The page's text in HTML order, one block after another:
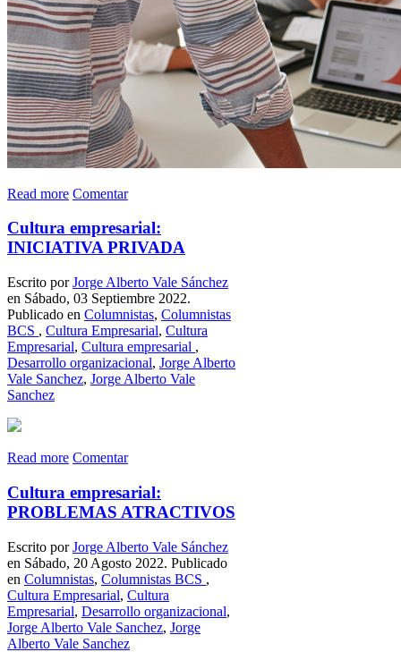
Read more Comentar
Cultura empresarial:
INICIATIVA PRIVADA
Escrito porJorge Alberto Vale Sánchez
en Sábado, 03 Septiembre 2022.
Publicado en Columnistas, Columnistas
BCS , Cultura Empresarial, Cultura
Empresarial, Cultura empresarial ,
Desarrollo organizacional, Jorge Alberto
Vale Sanchez, Jorge Alberto Vale
Sanchez
Read more Comentar
Cultura empresarial:
PROBLEMAS ATRACTIVOS
Escrito porJorge Alberto Vale Sánchez
en Sábado, 20 Agosto 2022. Publicado
en Columnistas, Columnistas BCS ,
Cultura Empresarial, Cultura
Empresarial, Desarrollo organizacional,
Jorge Alberto Vale Sanchez, Jorge
Alberto Vale Sanchez